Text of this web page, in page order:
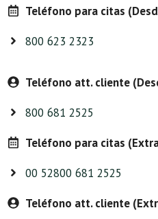
Teléfono para citas
800 623 2323
Teléfono att. cliente
800 681 2525
Teléfono para citas
00 52800 681 2525
Teléfono att. cliente